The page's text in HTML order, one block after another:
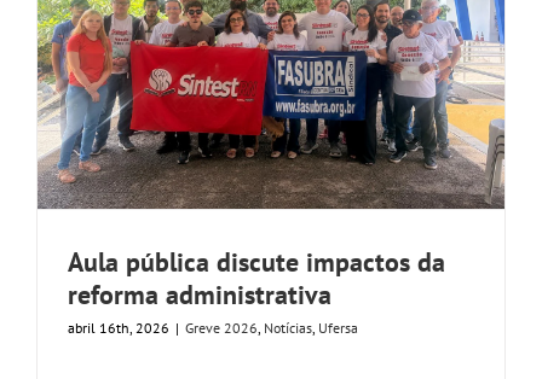
GALERIA
Aula pública discute impactos da
reforma administrativa
abril 16th, 2026 | Greve 2026, Notícias, Ufersa